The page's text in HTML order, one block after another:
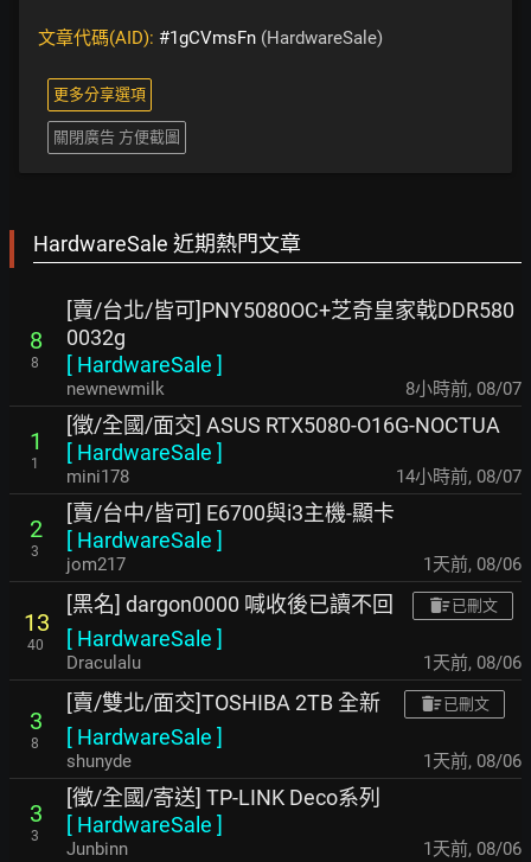
文章代碼(AID): #1gCVmsFn (HardwareSale)
更多分享選項
關閉廣告 方便截圖
HardwareSale 近期熱門文章
8
8
[賣/台北/皆可]PNY5080OC+芝奇皇家戟DDR580
0032g
[ HardwareSale ]
newnewmilk 8小時前, 08/07
1
1
[徵/全國/面交] ASUS RTX5080-O16G-NOCTUA
[ HardwareSale ]
mini178 14小時前, 08/07
2
3
[賣/台中/皆可] E6700與i3主機-顯卡
[ HardwareSale ]
jom217 1天前, 08/06
13
40
[黑名] dargon0000 喊收後已讀不回 已刪文
[ HardwareSale ]
Draculalu 1天前, 08/06
3
8
[賣/雙北/面交]TOSHIBA 2TB 全新 已刪文
[ HardwareSale ]
shunyde 1天前, 08/06
3
3
[徵/全國/寄送] TP-LINK Deco系列
[ HardwareSale ]
Junbinn 1天前, 08/06